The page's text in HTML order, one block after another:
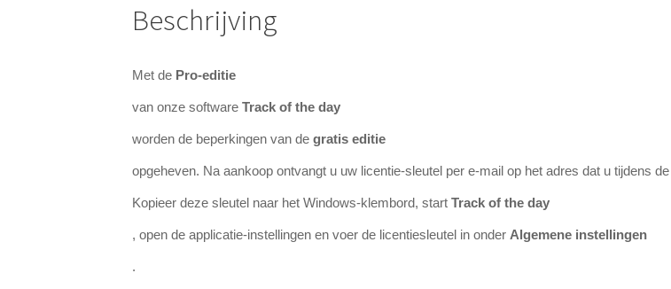
Beschrijving
Met de Pro-editie
van onze softwareTrack of the day
worden de beperkingen van degratis editie
opgeheven. Na aankoop ontvangt u uw licentie-sleutel per e-mail op het adres dat u tijdens
Kopieer deze sleutel naar het Windows-klembord, startTrack of the day
, open de applicatie-instellingen en voer de licentiesleutel in onder Algemene instellingen
.